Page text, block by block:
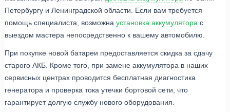
Петербургу и Ленинградской области. Если вам требуется
помощь специалиста, возможна установка аккумулятора с
выездом мастера непосредственно к вашему автомобилю.
При покупке новой батареи предоставляется скидка за сдачу
старого АКБ. Кроме того, при замене аккумулятора в наших
сервисных центрах проводится бесплатная диагностика
генератора и проверка тока утечки бортовой сети, что
гарантирует долгую службу нового оборудования.